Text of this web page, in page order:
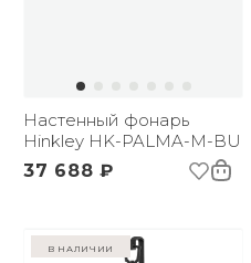
Настенный фонарь
Hinkley HK-PALMA-M-BU
37 688 ₽
в наличии